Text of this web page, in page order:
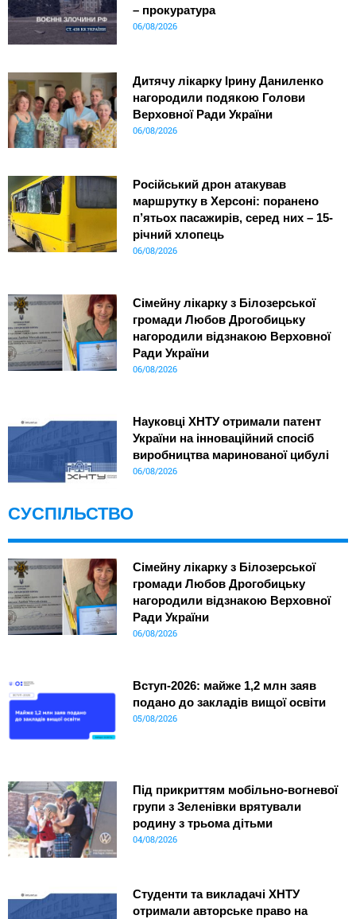
– прокуратура
06/08/2026
Дитячу лікарку Ірину Даниленко
нагородили подякою Голови
Верховної Ради України
06/08/2026
Російський дрон атакував
маршрутку в Херсоні: поранено
п’ятьох пасажирів, серед них – 15-
річний хлопець
06/08/2026
Сімейну лікарку з Білозерської
громади Любов Дрогобицьку
нагородили відзнакою Верховної
Ради України
06/08/2026
Науковці ХНТУ отримали патент
України на інноваційний спосіб
виробництва маринованої цибулі
06/08/2026
СУСПІЛЬСТВО
Сімейну лікарку з Білозерської
громади Любов Дрогобицьку
нагородили відзнакою Верховної
Ради України
06/08/2026
Вступ-2026: майже 1,2 млн заяв
подано до закладів вищої освіти
05/08/2026
Під прикриттям мобільно-вогневої
групи з Зеленівки врятували
родину з трьома дітьми
04/08/2026
Студенти та викладачі ХНТУ
отримали авторське право на